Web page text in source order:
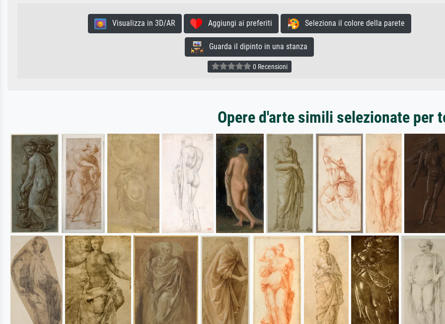
Visualizza in 3D/AR Aggiungi ai preferiti Seleziona il colore della parete
Guarda il dipinto in una stanza
0 Recensioni
Opere d'arte simili selezionate per